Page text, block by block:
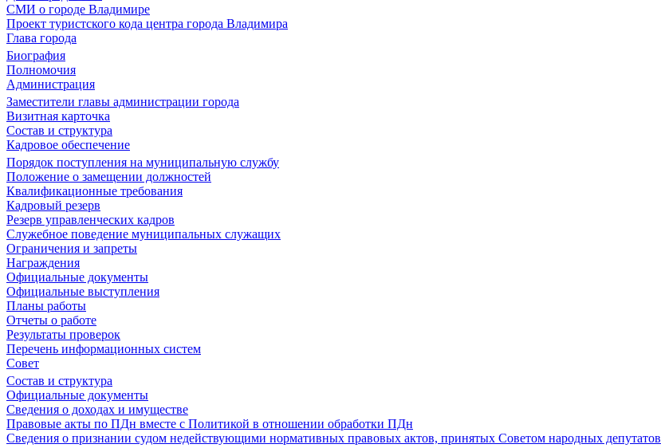
СМИ о городе Владимире
Проект туристского кода центра города Владимира
Глава города
Биография
Полномочия
Администрация
Заместители главы администрации города
Визитная карточка
Состав и структура
Кадровое обеспечение
Порядок поступления на муниципальную службу
Положение о замещении должностей
Квалификационные требования
Кадровый резерв
Резерв управленческих кадров
Служебное поведение муниципальных служащих
Ограничения и запреты
Награждения
Официальные документы
Официальные выступления
Планы работы
Отчеты о работе
Результаты проверок
Перечень информационных систем
Совет
Состав и структура
Официальные документы
Сведения о доходах и имуществе
Правовые акты по ПДн вместе с Политикой в отношении обработки ПДн
Сведения о признании судом недействующими нормативных правовых актов, принятых Советом народных депутатов